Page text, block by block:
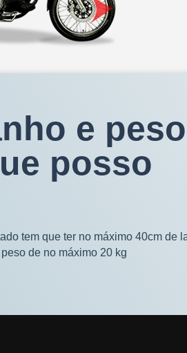
e peso
posso
tem que ter no máximo 40cm de
de no máximo 20 kg